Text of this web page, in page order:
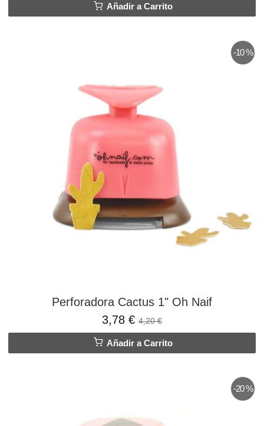
Añadir a Carrito
-10 %
Perforadora Cactus 1" Oh Naif
3,78 € 4,20 €
Añadir a Carrito
-20 %